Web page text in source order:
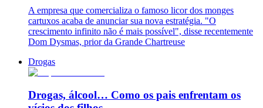
A empresa que comercializa o famoso licor dos monges
cartuxos acaba de anunciar sua nova estratégia. "O
crescimento infinito não é mais possível", disse recentemente
Dom Dysmas, prior da Grande Chartreuse
Drogas
Drogas, álcool… Como os pais enfrentam os